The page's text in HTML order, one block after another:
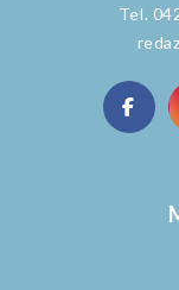
Tel.